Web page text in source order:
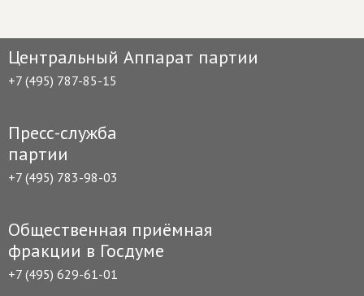
Центральный Аппарат партии
+7 (495) 787-85-15
Пресс-служба
партии
+7 (495) 783-98-03
Общественная приёмная
фракции в Госдуме
+7 (495) 629-61-01